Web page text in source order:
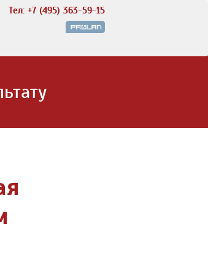
Тел: +7 (495) 363-59-15